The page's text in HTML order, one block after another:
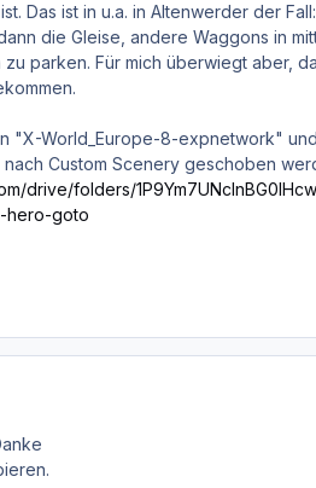
Das ist in u.a. in Altenwerder der
die Gleise, andere Waggons in
parken. Für mich überwiegt aber,
"X-World_Europe-8-expnetwork"
Custom Scenery geschoben
drive/folders/
hero-goto